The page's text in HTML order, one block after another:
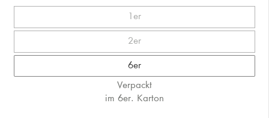
1er
2er
6er
Verpackt
im 6er. Karton